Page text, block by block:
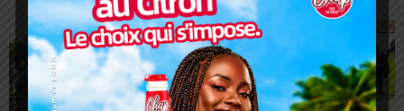
SOCIÉTÉ
SOCIÉTÉ
SOCIÉTÉ